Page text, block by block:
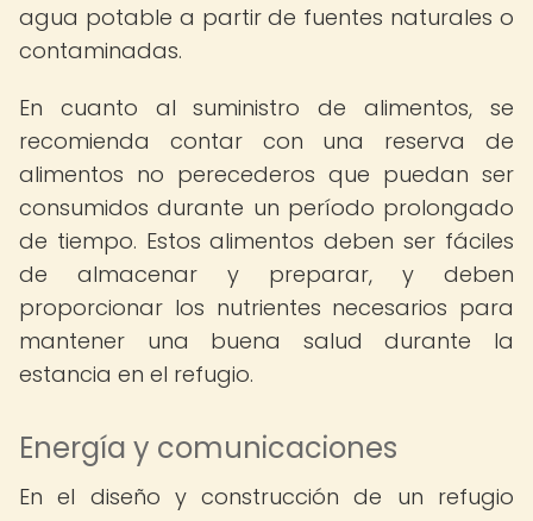
agua potable a partir de fuentes naturales o
contaminadas.
En cuanto al suministro de alimentos, se
recomienda contar con una reserva de
alimentos no perecederos que puedan ser
consumidos durante un período prolongado
de tiempo. Estos alimentos deben ser fáciles
de almacenar y preparar, y deben
proporcionar los nutrientes necesarios para
mantener una buena salud durante la
estancia en el refugio.
Energía y comunicaciones
En el diseño y construcción de un refugio